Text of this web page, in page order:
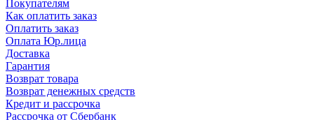
Покупателям
Как оплатить заказ
Оплатить заказ
Оплата Юр.лица
Доставка
Гарантия
Возврат товара
Возврат денежных средств
Кредит и рассрочка
Рассрочка от Сбербанк